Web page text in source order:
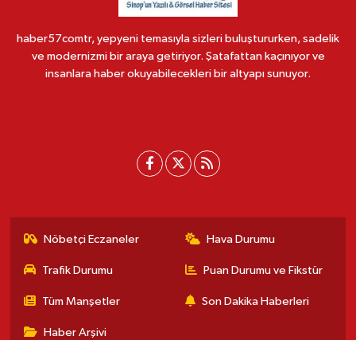
haber57comtr, yepyeni temasıyla sizleri buluştururken, sadelik
ve modernizmi bir araya getiriyor. Şatafattan kaçınıyor ve
insanlara haber okuyabilecekleri bir altyapı sunuyor.
Nöbetçi Eczaneler Hava Durumu
Trafik Durumu Puan Durumu ve Fikstür
Tüm Manşetler Son Dakika Haberleri
Haber Arşivi